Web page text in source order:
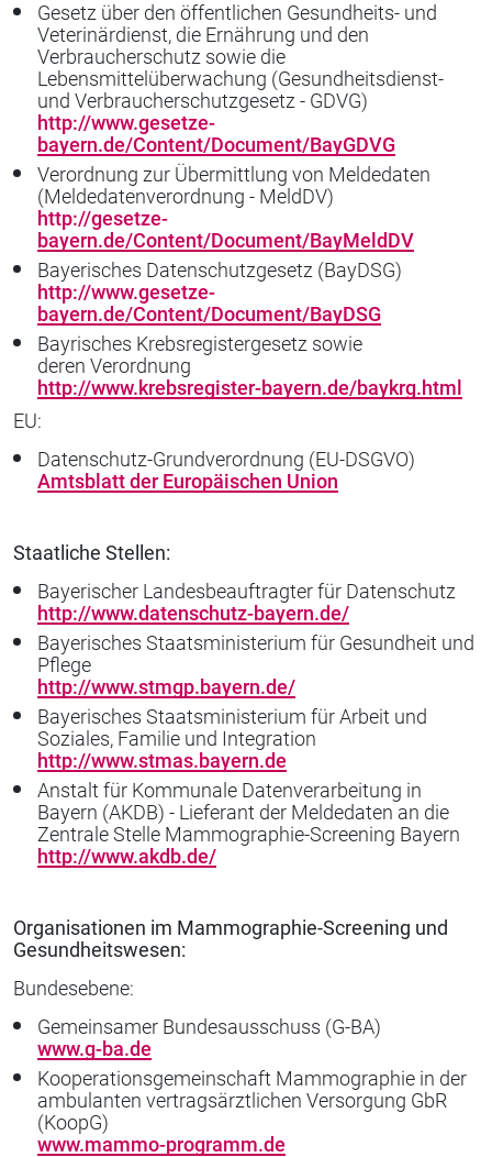
Gesetz über den öffentlichen Gesundheits- und
Veterinärdienst, die Ernährung und den
Verbraucherschutz sowie die
Lebensmittelüberwachung (Gesundheitsdienst-
und Verbraucherschutzgesetz - GDVG)
http://www.gesetze-
bayern.de/Content/Document/BayGDVG
Verordnung zur Übermittlung von Meldedaten
(Meldedatenverordnung - MeldDV)
http://gesetze-
bayern.de/Content/Document/BayMeldDV
Bayerisches Datenschutzgesetz (BayDSG)
http://www.gesetze-
bayern.de/Content/Document/BayDSG
Bayrisches Krebsregistergesetz sowie
deren Verordnung
http://www.krebsregister-bayern.de/baykrg.html
EU:
Datenschutz-Grundverordnung (EU-DSGVO)
Amtsblatt der Europäischen Union
Staatliche Stellen:
Bayerischer Landesbeauftragter für Datenschutz
http://www.datenschutz-bayern.de/
Bayerisches Staatsministerium für Gesundheit und
Pflege
http://www.stmgp.bayern.de/
Bayerisches Staatsministerium für Arbeit und
Soziales, Familie und Integration
http://www.stmas.bayern.de
Anstalt für Kommunale Datenverarbeitung in
Bayern (AKDB) - Lieferant der Meldedaten an die
Zentrale Stelle Mammographie-Screening Bayern
http://www.akdb.de/
Organisationen im Mammographie-Screening und
Gesundheitswesen:
Bundesebene:
Gemeinsamer Bundesausschuss (G-BA)
www.g-ba.de
Kooperationsgemeinschaft Mammographie in der
ambulanten vertragsärztlichen Versorgung GbR
(KoopG)
www.mammo-programm.de